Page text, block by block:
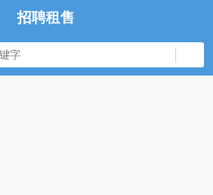
招聘租售